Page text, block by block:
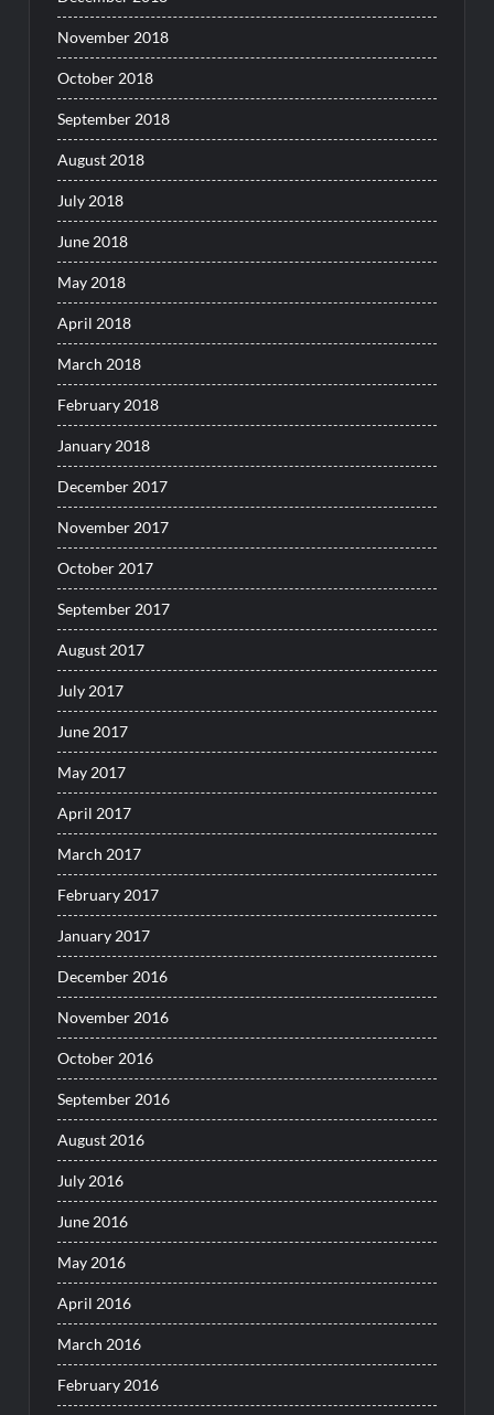
November 2018
October 2018
September 2018
August 2018
July 2018
June 2018
May 2018
April 2018
March 2018
February 2018
January 2018
December 2017
November 2017
October 2017
September 2017
August 2017
July 2017
June 2017
May 2017
April 2017
March 2017
February 2017
January 2017
December 2016
November 2016
October 2016
September 2016
August 2016
July 2016
June 2016
May 2016
April 2016
March 2016
February 2016